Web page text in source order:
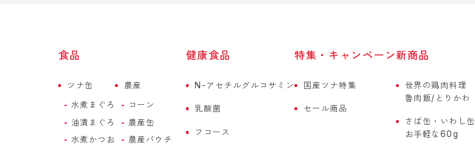
食品
ツナ缶
水煮まぐろ
油漬まぐろ
水煮かつお
農産
コーン
農産缶
農産パウチ
健康食品
N-アセチルグルコサミン
乳酸菌
フコース
特集・キャンペーン
国産ツナ特集
セール商品
新商品
世界の鶏肉料理
魯肉飯/とりかわ
さば缶・いわし缶
お手軽な60g